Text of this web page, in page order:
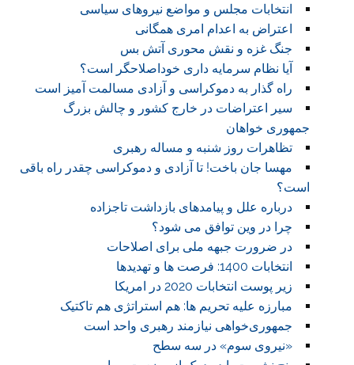
انتخابات مجلس و مواضع نیروهای سیاسی
اعتراض به اعدام امری همگانی
جنگ غزه و نقش محوری آتش بس
آیا نظام سرمایه داری خوداصلاحگر است؟
راه گذار به دموکراسی و آزادی مسالمت آمیز است
سیر اعتراضات در خارج کشور و چالش بزرگ
جمهوری خواهان
تظاهرات روز شنبه و مساله رهبری
مهسا جان باخت! تا آزادی و دموکراسی چقدر راه باقی
است؟
درباره علل و پیامدهای بازداشت تاجزاده
چرا در وین توافق می شود؟
در ضرورت جبهه ملی برای اصلاحات
انتخابات 1400: فرصت ها و تهدیدها
زیر پوست انتخابات 2020 در امریکا
مبارزه علیه تحریم ها: هم استراتژی هم تاکتیک
جمهوری‌خواهی نیازمند رهبری واحد است
«نیروی سوم» در سه سطح